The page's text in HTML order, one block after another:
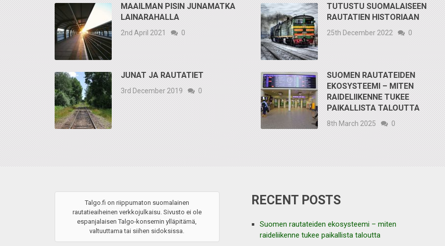
MAAILMAN PISIN JUNAMATKA
LAINARAHALLA
2nd April 2021 0
TUTUSTU SUOMALAISEEN
RAUTATIEN HISTORIAAN
25th December 2022 0
JUNAT JA RAUTATIET
3rd December 2019 0
SUOMEN RAUTATEIDEN
EKOSYSTEEMI – MITEN
RAIDELIIKENNE TUKEE
PAIKALLISTA TALOUTTA
8th March 2025 0
Talgo.fi on riippumaton suomalainen
rautatieaiheinen verkkojulkaisu. Sivusto ei ole
espanjalaisen Talgo-konsernin ylläpitämä,
valtuuttama tai siihen sidoksissa.
RECENT POSTS
Suomen rautateiden ekosysteemi – miten
raideliikenne tukee paikallista taloutta